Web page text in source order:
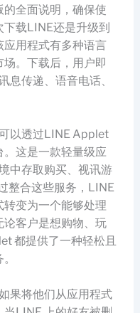
全面说明，确保使
下载LINE还是升级到
用程式有多种语言
。下载后，用户即
息传递、语音电话、
以透过LINE Applet
这是一款轻量级应
中存取购买、视讯游
整合这些服务，LINE
变为一个能够处理
客户是想购物、玩
都提供了一种轻松且
果将他们从应用程式